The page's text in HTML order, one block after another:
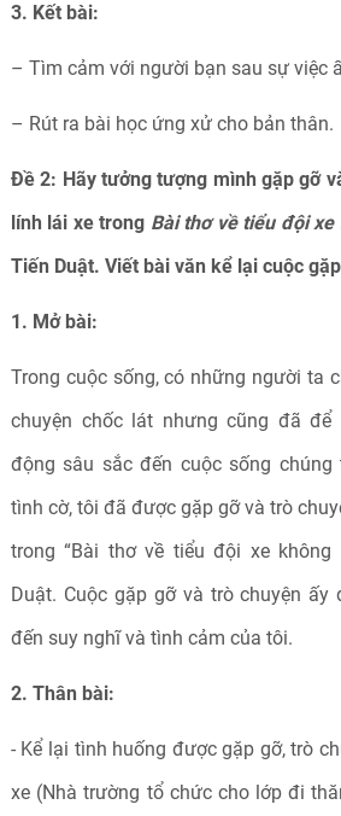
3. Kết bài:
– Tìm cảm với người bạn sau sự việc
– Rút ra bài học ứng xử cho bản thân.
Đề 2: Hãy tưởng tượng mình gặp gỡ
lính lái xe trong Bài thơ về tiểu đội
Tiến Duật. Viết bài văn kể lại cuộc
1. Mở bài:
Trong cuộc sống, có những người ta
chuyện chốc lát nhưng cũng đã
động sâu sắc đến cuộc sống
tình cờ, tôi đã được gặp gỡ và trò
trong “Bài thơ về tiểu đội xe không
Duật. Cuộc gặp gỡ và trò chuyện
đến suy nghĩ và tình cảm của tôi.
2. Thân bài:
- Kể lại tình huống được gặp gỡ, trò
xe (Nhà trường tổ chức cho lớp đi